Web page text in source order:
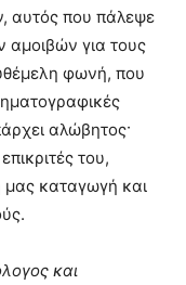
αυτός που πάλεψε
αμοιβών για τους
φωνή, που
αλώβητος·
του,
μας καταγωγή και
και